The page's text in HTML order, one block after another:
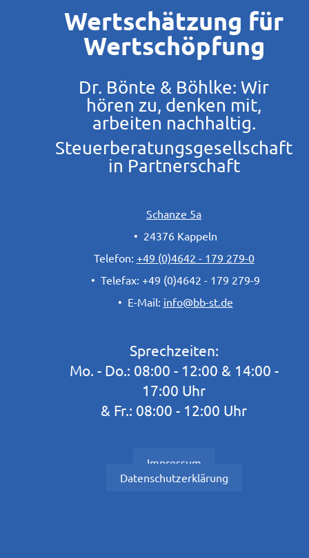
Wertschätzung für
Wertschöpfung
Dr. Bönte & Böhlke: Wir
hören zu, denken mit,
arbeiten nachhaltig.
Steuerberatungsgesellschaft
in Partnerschaft
Schanze 5a
• 24376 Kappeln
Telefon: +49 (0)4642 - 179 279-0
• Telefax: +49 (0)4642 - 179 279-9
• E-Mail: info@bb-st.de
Sprechzeiten:
Mo. - Do.: 08:00 - 12:00 & 14:00 -
17:00 Uhr
& Fr.: 08:00 - 12:00 Uhr
Impressum
Datenschutzerklärung